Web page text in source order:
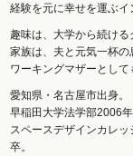
経験を元に幸せを運ぶイ
趣味は、大学から続ける
家族は、夫と元気一杯の
ワーキングマザーとして
愛知県・名古屋市出身。
早稲田大学法学部2006年
スペースデザインカレ
卒。